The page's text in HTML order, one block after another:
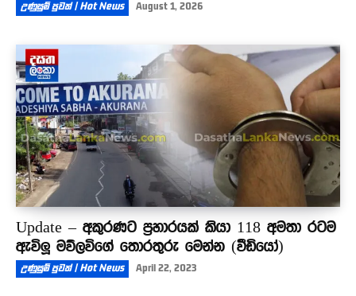
උණුසුම් පුවත් | Hot News August 1, 2026
Update – අකුරණට ප්‍රහාරයක් කියා 118 අමතා රටම
ඇවිලූ මව්ලවිගේ තොරතුරු මෙන්න (වීඩියෝ)
උණුසුම් පුවත් | Hot News April 22, 2023